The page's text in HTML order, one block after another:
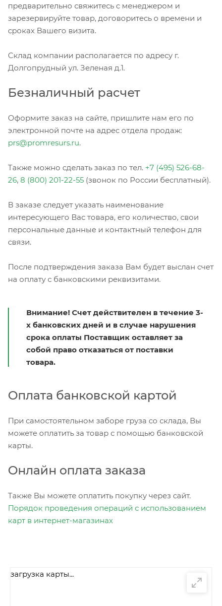
предварительно свяжитесь с менеджером и
зарезервируйте товар, договоритесь о времени и
сроках Вашего визита.
Склад компании располагается по адресу г.
Долгопрудный ул. Зеленая д.1.
Безналичный расчет
Оформите заказ на сайте, пришлите нам его по
электронной почте на адрес отдела продаж:
prs@promresurs.ru.
Также можно сделать заказ по тел. +7 (495) 526-68-
26, 8 (800) 201-22-55 (звонок по России бесплатный).
В заказе следует указать наименование
интересующего Вас товара, его количество, свои
персональные данные и контактный телефон для
связи.
После подтверждения заказа Вам будет выслан счет
на оплату с банковскими реквизитами.
Внимание! Счет действителен в течение 3-
х банковских дней и в случае нарушения
срока оплаты Поставщик оставляет за
собой право отказаться от поставки
товара.
Оплата банковской картой
При самостоятельном заборе груза со склада, Вы
можете оплатить за товар с помощью банковской
карты.
Онлайн оплата заказа
Также Вы можете оплатить покупку через сайт.
Порядок проведения операций с использованием
карт в интернет-магазинах
загрузка карты...